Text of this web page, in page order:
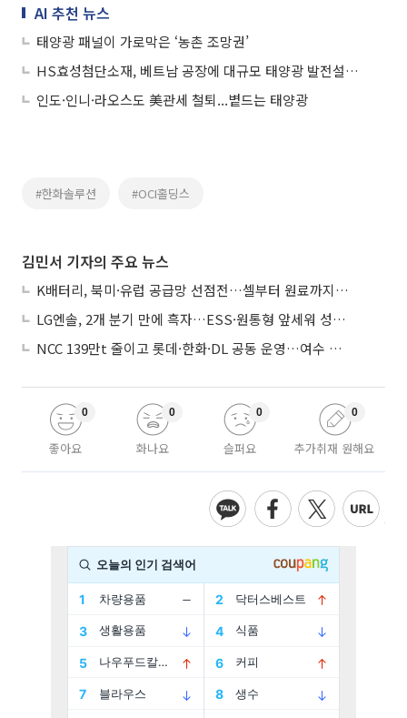
AI 추천 뉴스
태양광 패널이 가로막은 ‘농촌 조망권’
HS효성첨단소재, 베트남 공장에 대규모 태양광 발전설비 구축
인도·인니·라오스도 美관세 철퇴...볕드는 태양광
#한화솔루션 #OCI홀딩스
김민서 기자의 주요 뉴스
K배터리, 북미·유럽 공급망 선점전…셀부터 원료까지 현지화
LG엔솔, 2개 분기 만에 흑자…ESS·원통형 앞세워 성장 가속
NCC 139만t 줄이고 롯데·한화·DL 공동 운영…여수 1호 본궤도
좋아요
0
화나요
0
슬퍼요
0
추가취재 원해요
0